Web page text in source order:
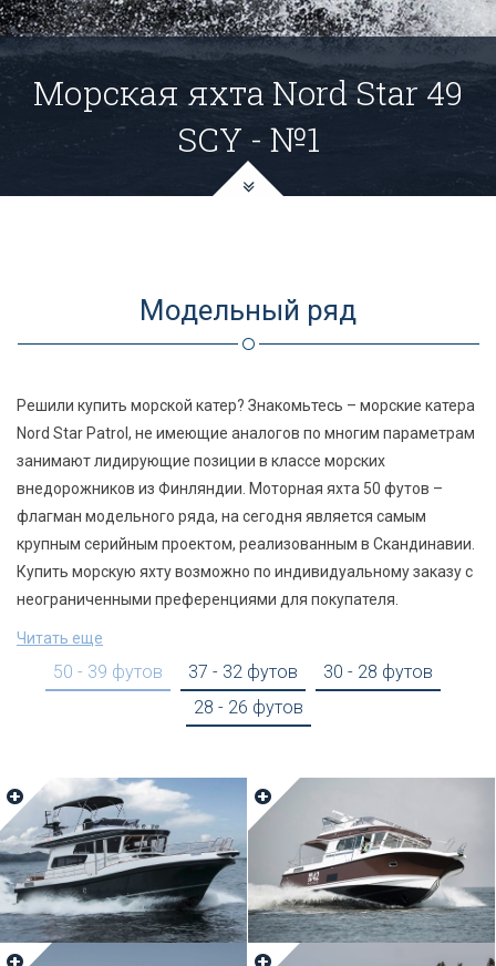
Морские катера и яхты из
Финляндии
Морская яхта Nord Star 49
SCY - №1
Для походов в любую
Погоду
Бесценный опыт с 1920 года
Уникальные Технологии
Скандинавского
судостроения
Модельный ряд
Решили купить морской катер? Знакомьтесь – морские катера
Nord Star Patrol, не имеющие аналогов по многим параметрам
занимают лидирующие позиции в классе морских
внедорожников из Финляндии. Моторная яхта 50 футов –
флагман модельного ряда, на сегодня является самым
крупным серийным проектом, реализованным в Скандинавии.
Купить морскую яхту возможно по индивидуальному заказу с
неограниченными преференциями для покупателя.
Читать еще
50 - 39 футов 37 - 32 футов
30 - 28 футов
28 - 26 футов